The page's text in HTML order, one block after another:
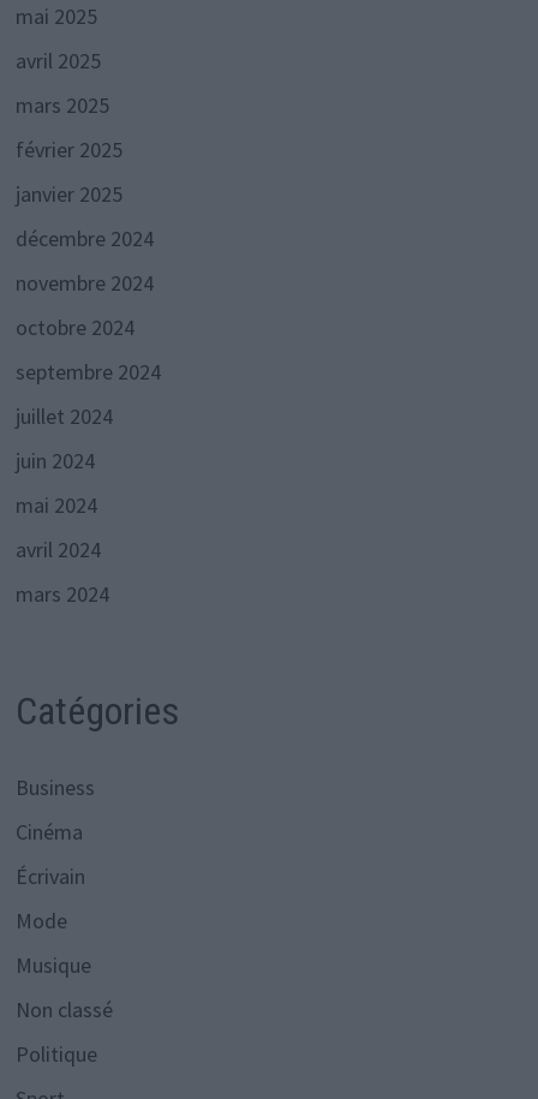
mai 2025
avril 2025
mars 2025
février 2025
janvier 2025
décembre 2024
novembre 2024
octobre 2024
septembre 2024
juillet 2024
juin 2024
mai 2024
avril 2024
mars 2024
Catégories
Business
Cinéma
Écrivain
Mode
Musique
Non classé
Politique